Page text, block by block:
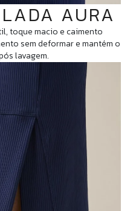
AURA
toque macio e caimento
sem deformar e mantém o
lavagem.